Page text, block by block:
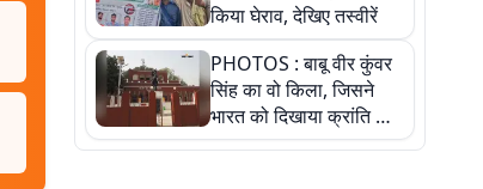
किया घेराव, देखिए तस्वीरें
PHOTOS : बाबू वीर कुंवर
सिंह का वो किला, जिसने
भारत को दिखाया क्रांति का
रास्ता: तस्वीरों में देखिए